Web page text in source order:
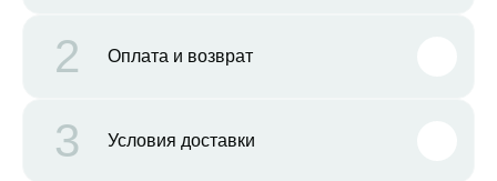
2 Оплата и возврат
3 Условия доставки